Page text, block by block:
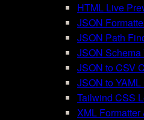
HTML Live
JSON
JSON Path
JSON Schema
JSON to CSV
JSON to
Tailwind CSS
XML Formatter